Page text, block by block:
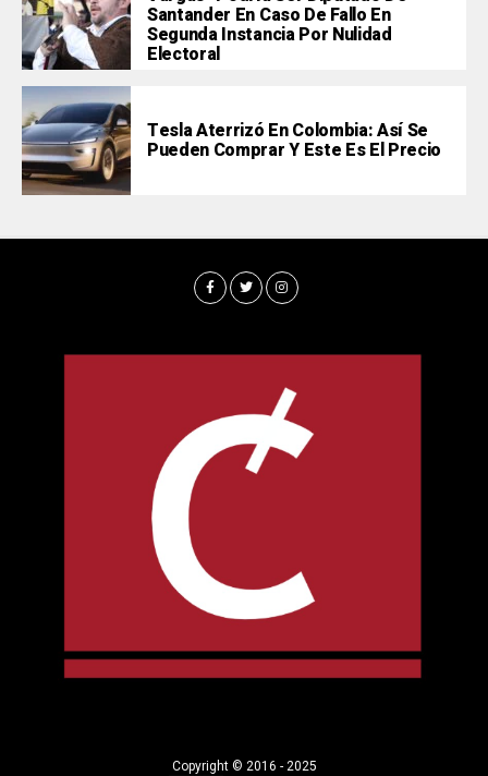
Santander En Caso De Fallo En
Segunda Instancia Por Nulidad
Electoral
Tesla Aterrizó En Colombia: Así Se
Pueden Comprar Y Este Es El Precio
Copyright © 2016 - 2025